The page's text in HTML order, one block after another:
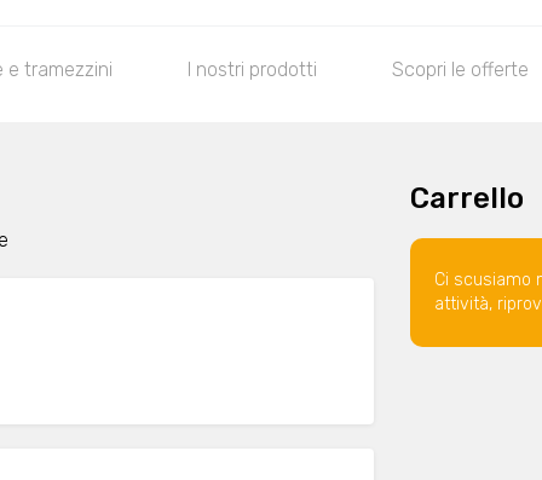
e tramezzini I nostri prodotti Scopri le offerte
Carrello
Ci scusiamo
attività,